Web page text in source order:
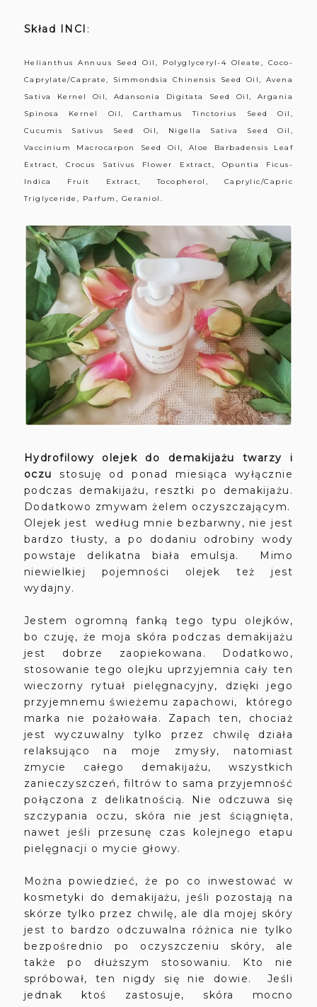
Skład INCI :
Helianthus Annuus Seed Oil, Polyglyceryl-4 Oleate, Coco-
Caprylate/Caprate, Simmondsia Chinensis Seed Oil, Avena
Sativa Kernel Oil, Adansonia Digitata Seed Oil, Argania
Spinosa Kernel Oil, Carthamus Tinctorius Seed Oil,
Cucumis Sativus Seed Oil, Nigella Sativa Seed Oil,
Vaccinium Macrocarpon Seed Oil, Aloe Barbadensis Leaf
Extract, Crocus Sativus Flower Extract, Opuntia Ficus-
Indica Fruit Extract, Tocopherol, Caprylic/Capric
Triglyceride, Parfum, Geraniol.
Hydrofilowy olejek do demakijażu twarzy i
oczustosuję od ponad miesiąca wyłącznie
podczas demakijażu, resztki po demakijażu.
Dodatkowo zmywam żelem oczyszczającym.
Olejek jest według mnie bezbarwny, nie jest
bardzo tłusty, a po dodaniu odrobiny wody
powstaje delikatna biała emulsja. Mimo
niewielkiej pojemności olejek też jest
wydajny.
Jestem ogromną fanką tego typu olejków,
bo czuję, że moja skóra podczas demakijażu
jest dobrze zaopiekowana. Dodatkowo,
stosowanie tego olejku uprzyjemnia cały ten
wieczorny rytuał pielęgnacyjny, dzięki jego
przyjemnemu świeżemu zapachowi, którego
marka nie pożałowała. Zapach ten, chociaż
jest wyczuwalny tylko przez chwilę działa
relaksująco na moje zmysły, natomiast
zmycie całego demakijażu, wszystkich
zanieczyszczeń, filtrów to sama przyjemność
połączona z delikatnością. Nie odczuwa się
szczypania oczu, skóra nie jest ściągnięta,
nawet jeśli przesunę czas kolejnego etapu
pielęgnacji o mycie głowy.
Można powiedzieć, że po co inwestować w
kosmetyki do demakijażu, jeśli pozostają na
skórze tylko przez chwilę, ale dla mojej skóry
jest to bardzo odczuwalna różnica nie tylko
bezpośrednio po oczyszczeniu skóry, ale
także po dłuższym stosowaniu. Kto nie
spróbował, ten nigdy się nie dowie. Jeśli
jednak ktoś zastosuje, skóra mocno